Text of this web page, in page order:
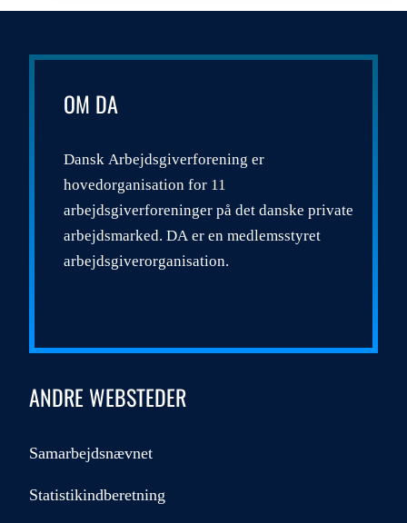
OM DA
Dansk Arbejdsgiverforening er
hovedorganisation for 11
arbejdsgiverforeninger på det danske private
arbejdsmarked. DA er en medlemsstyret
arbejdsgiverorganisation.
ANDRE WEBSTEDER
Samarbejdsnævnet
Statistikindberetning